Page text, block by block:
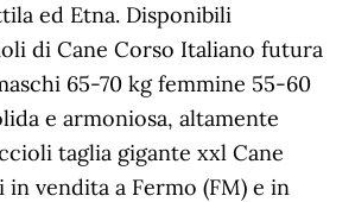
ed Etna. Disponibili
di Cane Corso Italiano futura
65-70 kg femmine 55-60
e armoniosa, altamente
taglia gigante xxl Cane
in vendita a Fermo (FM) e in